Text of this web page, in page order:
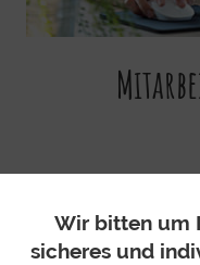
Wir bitten um
sicheres und